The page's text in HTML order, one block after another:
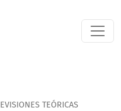
Colombia. Un
TEÓRICAS